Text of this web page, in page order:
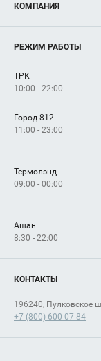
Новости
Магазины
Услуги
КОМПАНИЯ
Рекламодателям
Как добраться
РЕЖИМ РАБОТЫ
ТРК
10:00 - 22:00
Город 812
11:00 - 23:00
Термолэнд
09:00 - 00:00
Ашан
8:30 - 22:00
КОНТАКТЫ
196240, Пулковское
+7 (800) 600-07-84